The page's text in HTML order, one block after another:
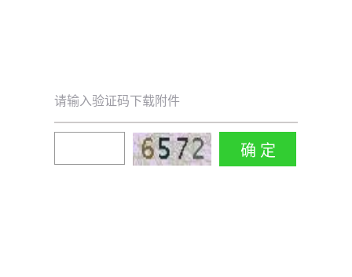
请输入验证码下载附件